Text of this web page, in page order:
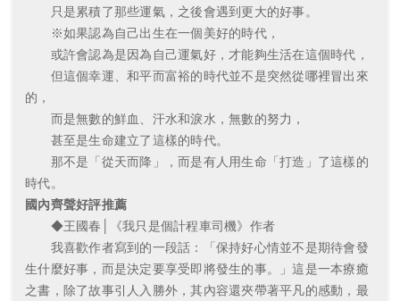
只是累積了那些運氣，之後會遇到更大的好事。
※如果認為自己出生在一個美好的時代，
或許會認為是因為自己運氣好，才能夠生活在這個時代，
但這個幸運、和平而富裕的時代並不是突然從哪裡冒出來
的，
而是無數的鮮血、汗水和淚水，無數的努力，
甚至是生命建立了這樣的時代。
那不是「從天而降」，而是有人用生命「打造」了這樣的
時代。
國內齊聲好評推薦
◆王國春│《我只是個計程車司機》作者
我喜歡作者寫到的一段話：「保持好心情並不是期待會發
生什麼好事，而是決定要享受即將發生的事。」這是一本療癒
之書，除了故事引人入勝外，其內容還夾帶著平凡的感動，最